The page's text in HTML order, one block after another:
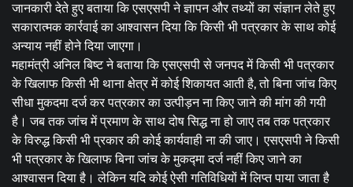
जानकारी देते हुए बताया कि एसएसपी ने ज्ञापन और तथ्यों का संज्ञान लेते हुए
सकारात्मक कार्रवाई का आश्वासन दिया कि किसी भी पत्रकार के साथ कोई
अन्याय नहीं होने दिया जाएगा।
महामंत्री अनिल बिष्ट ने बताया कि एसएसपी से जनपद में किसी भी पत्रकार
के खिलाफ किसी भी थाना क्षेत्र में कोई शिकायत आती है, तो बिना जांच किए
सीधा मुकदमा दर्ज कर पत्रकार का उत्पीड़न ना किए जाने की मांग की गयी
है। जब तक जांच में प्रमाण के साथ दोष सिद्ध ना हो जाए तब तक पत्रकार
के विरुद्ध किसी भी प्रकार की कोई कार्यवाही ना की जाए। एसएसपी ने किसी
भी पत्रकार के खिलाफ बिना जांच के मुकद्मा दर्ज नहीं किए जाने का
आश्वासन दिया है। लेकिन यदि कोई ऐसी गतिविधियों में लिप्त पाया जाता है